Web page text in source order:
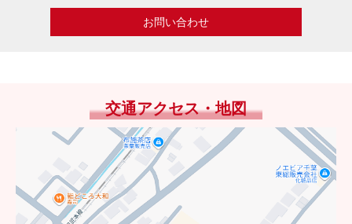
お問い合わせ
交通アクセス・地図